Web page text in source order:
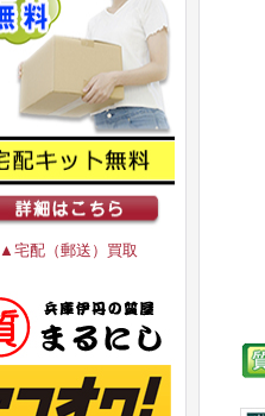
▲宅配（郵送）買取